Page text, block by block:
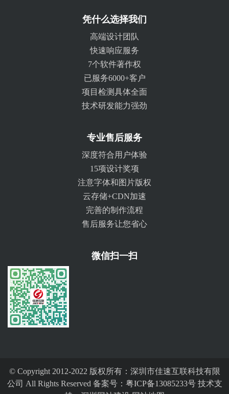
凭什么选择我们
高端设计团队
快速响应服务
7个软件著作权
已服务6000+客户
项目检测具体全面
技术研发能力强劲
专业售后服务
深度符合用户体验
15项设计奖项
注意字体和图片版权
云存储+CDN加速
完善的制作流程
售后服务让您省心
微信扫一扫
© Copyright 2012-2022 版权所有：深圳市佳速互联科技有限
公司 All Rights Reserved 备案号： 粤ICP备13085233号技术支